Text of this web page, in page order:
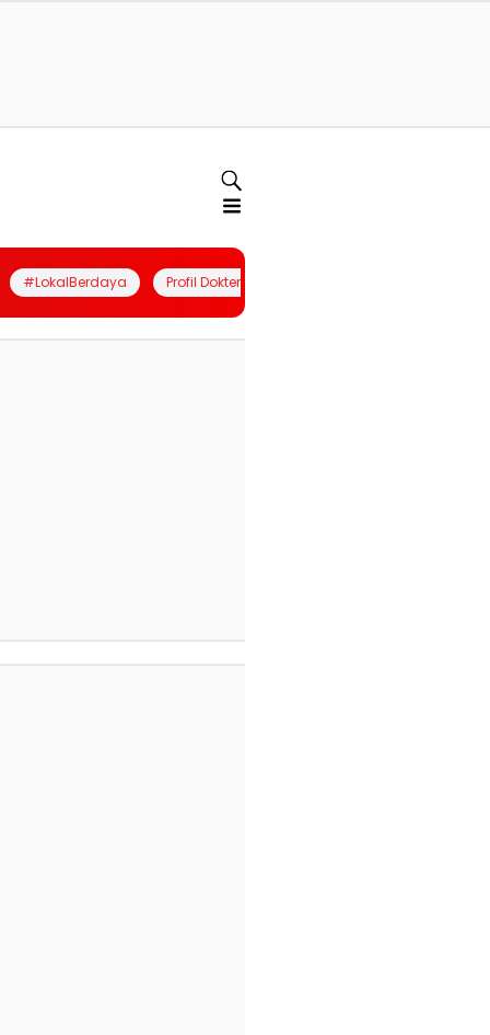
#LokalBerdaya Profil Dokter